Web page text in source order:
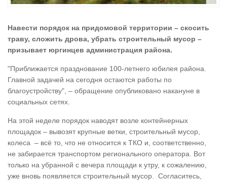
Навести порядок на придомовой территории – скосить
траву, сложить дрова, убрать строительный мусор –
призывает юргинцев администрация района.
"Приближается празднование 100-летнего юбилея района.
Главной задачей на сегодня остаются работы по
благоустройству", – обращение опубликовано накануне в
социальных сетях.
На этой неделе порядок наводят возле контейнерных
площадок – вывозят крупные ветки, строительный мусор,
колеса – всё то, что не относится к ТКО и, соответственно,
не забирается транспортом регионального оператора. Вот
только на убранной с вечера площади к утру, к сожалению,
уже вновь появляется строительный мусор. Согласитесь,